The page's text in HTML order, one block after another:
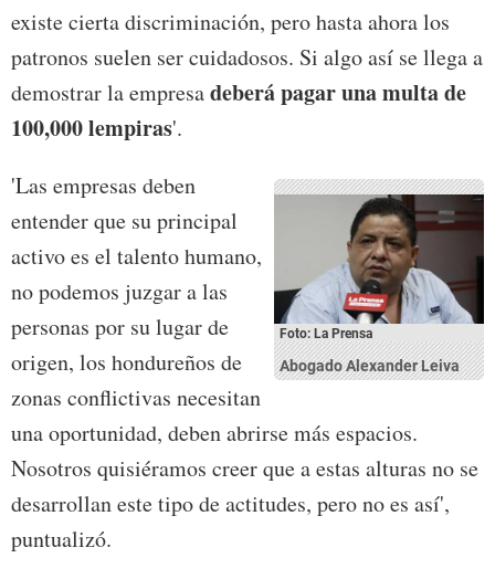
existe cierta discriminación, pero hasta ahora los
patronos suelen ser cuidadosos. Si algo así se llega a
demostrar la empresadeberá pagar una multa de
100,000 lempiras'.
Foto: La Prensa
Abogado Alexander Leiva
'Las empresas deben
entender que su principal
activo es el talento humano,
no podemos juzgar a las
personas por su lugar de
origen, los hondureños de
zonas conflictivas necesitan
una oportunidad, deben abrirse más espacios.
Nosotros quisiéramos creer que a estas alturas no se
desarrollan este tipo de actitudes, pero no es así',
puntualizó.